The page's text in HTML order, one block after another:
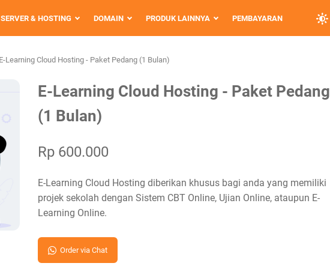
SERVER & HOSTING DOMAIN PRODUK LAINNYA PEMBAYARAN
E-Learning Cloud Hosting - Paket Pedang (1 Bulan)
E-Learning Cloud Hosting - Paket Pedang
(1 Bulan)
Rp 600.000
E-Learning Cloud Hosting diberikan khusus bagi anda yang memiliki
projek sekolah dengan Sistem CBT Online, Ujian Online, ataupun E-
Learning Online.
Order via Chat